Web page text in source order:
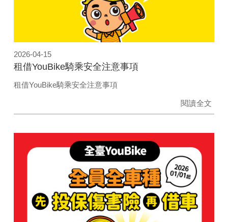
2026-04-15
租借YouBike騎乘安全注意事項
租借YouBike騎乘安全注意事項
閱讀全文